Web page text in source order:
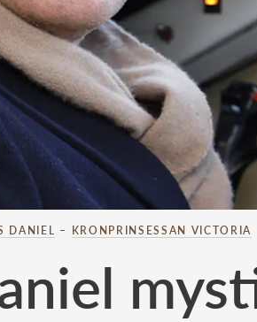
DANIEL – KRONPRINSESSAN VICTORIA